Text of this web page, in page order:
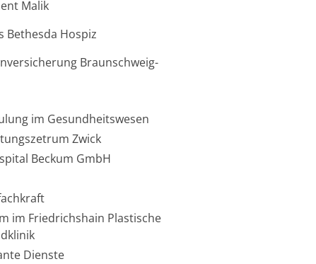
Malik
Bethesda Hospiz
Braunschweig-
im Gesundheitswesen
Zwick
Beckum GmbH
im Friedrichshain Plastische
Dienste